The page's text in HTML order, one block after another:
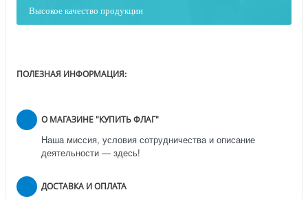
Высокое качество продукции
ПОЛЕЗНАЯ ИНФОРМАЦИЯ:
О МАГАЗИНЕ "КУПИТЬ ФЛАГ"
Наша миссия, условия сотрудничества и описание
деятельности — здесь!
ДОСТАВКА И ОПЛАТА